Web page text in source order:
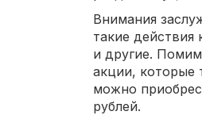
Внимания
такие действия
и другие.
акции, которые
можно
рублей.